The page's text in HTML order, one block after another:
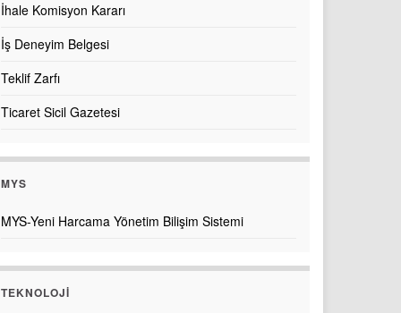
İhale Komisyon Kararı
İş Deneyim Belgesi
Teklif Zarfı
Ticaret Sicil Gazetesi
MYS
MYS-Yeni Harcama Yönetim Bilişim Sistemi
TEKNOLOJI